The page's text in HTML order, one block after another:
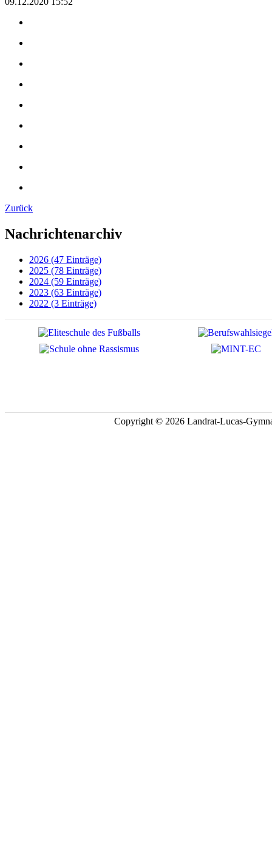
Zurück
Nachrichtenarchiv
2026 (47 Einträge)
2025 (78 Einträge)
2024 (59 Einträge)
2023 (63 Einträge)
2022 (3 Einträge)
Copyright © 2026 Landrat-Lucas-